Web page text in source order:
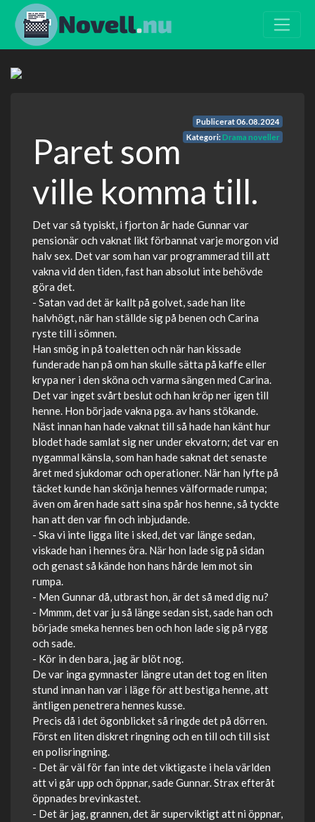
Publicerat06.08.2024
Kategori:Drama noveller
Paret som
ville komma till.
Det var så typiskt, i fjorton år hade Gunnar var
pensionär och vaknat likt förbannat varje morgon vid
halv sex. Det var som han var programmerad till att
vakna vid den tiden, fast han absolut inte behövde
göra det.
- Satan vad det är kallt på golvet, sade han lite
halvhögt, när han ställde sig på benen och Carina
ryste till i sömnen.
Han smög in på toaletten och när han kissade
funderade han på om han skulle sätta på kaffe eller
krypa ner i den sköna och varma sängen med Carina.
Det var inget svårt beslut och han kröp ner igen till
henne. Hon började vakna pga. av hans stökande.
Näst innan han hade vaknat till så hade han känt hur
blodet hade samlat sig ner under ekvatorn; det var en
nygammal känsla, som han hade saknat det senaste
året med sjukdomar och operationer. När han lyfte på
täcket kunde han skönja hennes välformade rumpa;
även om åren hade satt sina spår hos henne, så tyckte
han att den var fin och inbjudande.
- Ska vi inte ligga lite i sked, det var länge sedan,
viskade han i hennes öra. När hon lade sig på sidan
och genast så kände hon hans hårde lem mot sin
rumpa.
- Men Gunnar då, utbrast hon, är det så med dig nu?
- Mmmm, det var ju så länge sedan sist, sade han och
började smeka hennes ben och hon lade sig på rygg
och sade.
- Kör in den bara, jag är blöt nog.
De var inga gymnaster längre utan det tog en liten
stund innan han var i läge för att bestiga henne, att
äntligen penetrera hennes kusse.
Precis då i det ögonblicket så ringde det på dörren.
Först en liten diskret ringning och en till och till sist
en polisringning.
- Det är väl för fan inte det viktigaste i hela världen
att vi går upp och öppnar, sade Gunnar. Strax efteråt
öppnades brevinkastet.
- Det är jag, grannen, det är superviktigt att ni öppnar,